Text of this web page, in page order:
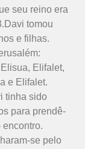
seu reino era
tomou
e filhas.
Elifalet,
e Elifalet.
tinha sido
para prendê-
encontro.
se pelo